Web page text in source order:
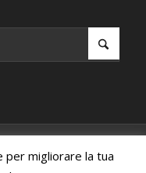
dell'associazionismo
per migliorare la tua